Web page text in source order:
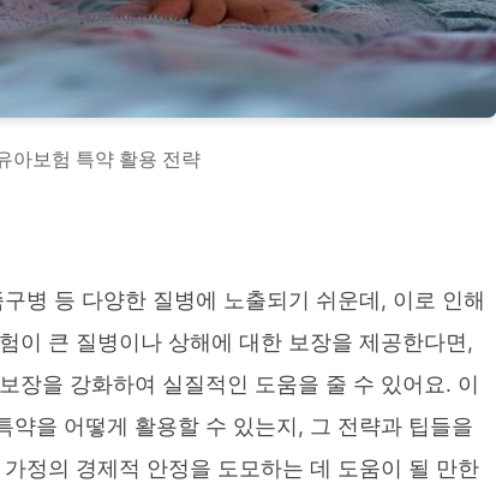
아보험 특약 활용 전략
병 등 다양한 질병에 노출되기 쉬운데, 이로 인해
이 큰 질병이나 상해에 대한 보장을 제공한다면,
장을 강화하여 실질적인 도움을 줄 수 있어요. 이
을 어떻게 활용할 수 있는지, 그 전략과 팁들을
정의 경제적 안정을 도모하는 데 도움이 될 만한